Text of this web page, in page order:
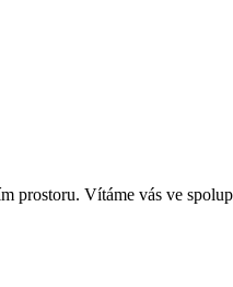
Vítáme vás ve